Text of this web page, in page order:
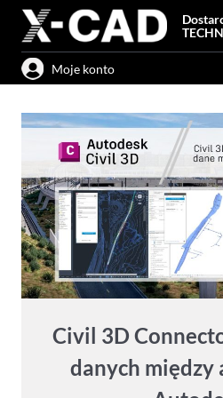
Przejdź
treści
Moje konto
Civil 3D
danych między